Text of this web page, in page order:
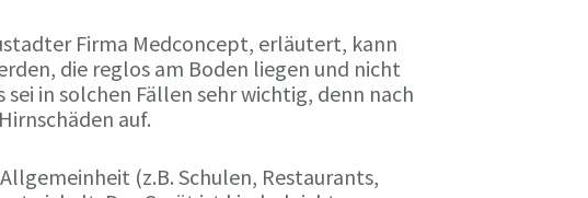
Firma Medconcept, erläutert, kann
die reglos am Boden liegen und nicht
in solchen Fällen sehr wichtig, denn nach
auf.
(z.B. Schulen, Restaurants,